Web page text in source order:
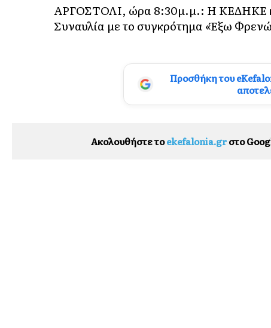
ΑΡΓΟΣΤΟΛΙ, ώρα 8:30μ.μ.: Η ΚΕΔΗΚΕ
Συναυλία με το συγκρότημα «Έξω
Προσθήκη του
Ακολουθήστε τοekefalonia.grστο